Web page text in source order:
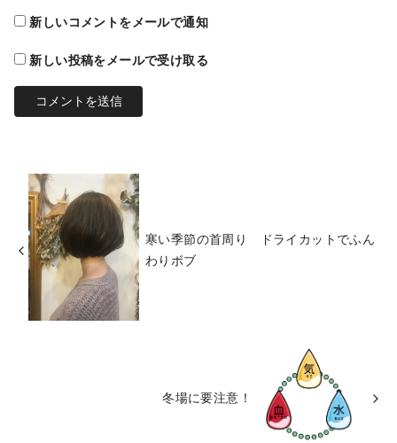
新しいコメントをメールで通知
新しい投稿をメールで受け取る
寒い季節の首周り ドライカットでふん
わりボブ
冬場に要注意！